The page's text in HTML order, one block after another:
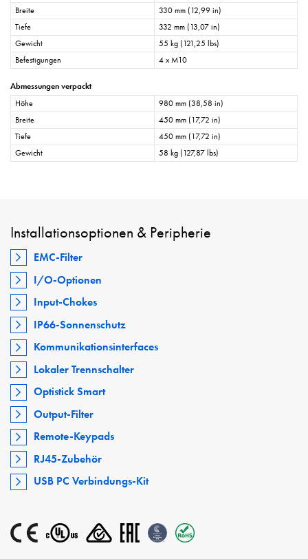
Breite
330 mm (12,99 in)
Tiefe
332 mm (13,07 in)
Gewicht
55 kg (121,25 lbs)
Befestigungen
4 x M10
Abmessungen verpackt
Höhe
980 mm (38,58 in)
Breite
450 mm (17,72 in)
Tiefe
450 mm (17,72 in)
Gewicht
58 kg (127,87 lbs)
Installationsoptionen & Peripherie
EMC-Filter
I/O-Optionen
Input-Chokes
IP66-Sonnenschutz
Kommunikationsinterfaces
Lokaler Trennschalter
Optistick Smart
Output-Filter
Remote-Keypads
RJ45-Zubehör
USB PC Verbindungs-Kit